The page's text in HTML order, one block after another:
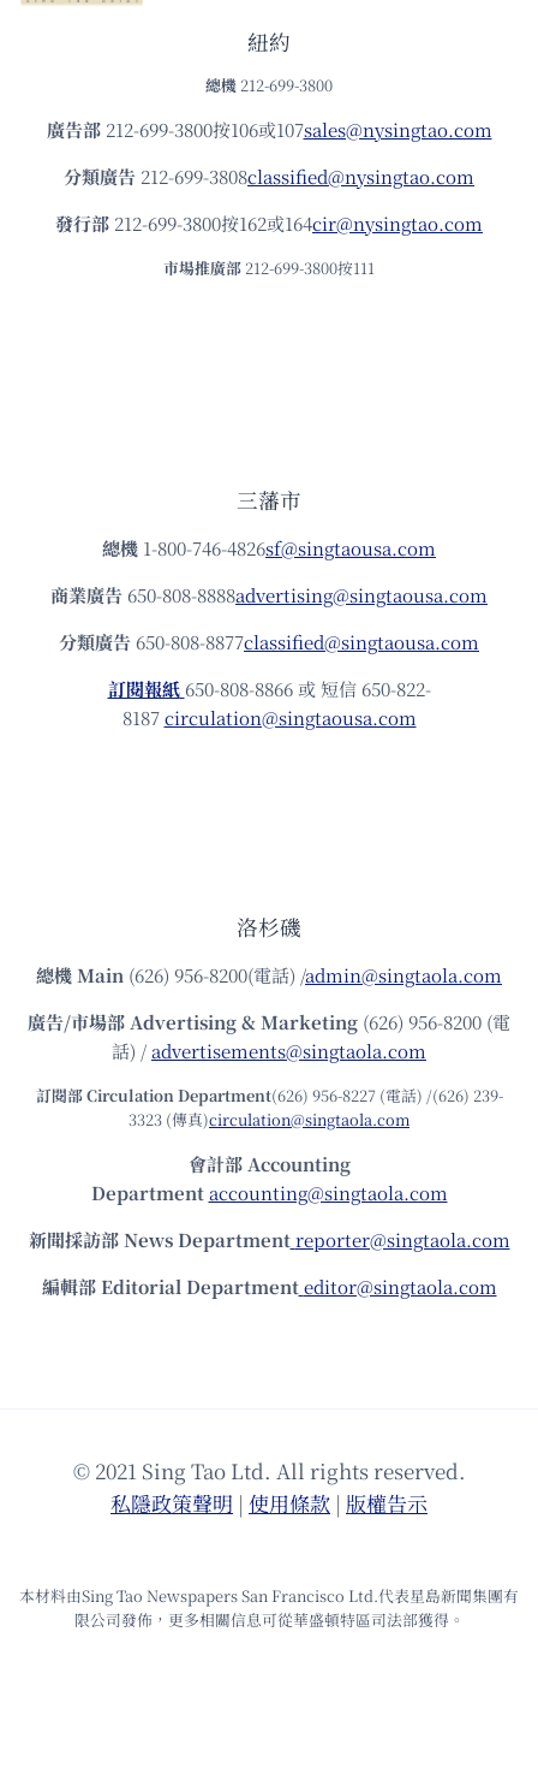
紐約
總機 212-699-3800
廣告部212-699-3800按106或107sales@nysingtao.com
分類廣告 212-699-3808classified@nysingtao.com
發⾏部 212-699-3800按162或164cir@nysingtao.com
市場推廣部 212-699-3800按111
三藩市
總機 1-800-746-4826sf@singtaousa.com
商業廣告 650-808-8888advertising@singtaousa.com
分類廣告 650-808-8877classified@singtaousa.com
訂閱報紙 650-808-8866 或 短信 650-822-
8187circulation@singtaousa.com
洛杉磯
總機Main (626) 956-8200(電話) /admin@singtaola.com
廣告/市場部Advertising & Marketing (626) 956-8200 (電
話) /advertisements@singtaola.com
訂閱部 Circulation Department(626) 956-8227 (電話) /(626) 239-
3323 (傳真)circulation@singtaola.com
會計部 Accounting
Department accounting@singtaola.com
新聞採訪部 News Department reporter@singtaola.com
編輯部 Editorial Department editor@singtaola.com
© 2021 Sing Tao Ltd. All rights reserved.
私隱政策聲明 | 使⽤條款 | 版權告⽰
本材料由Sing Tao Newspapers San Francisco Ltd.代表星島新聞集團有
限公司發佈，更多相關信息可從華盛頓特區司法部獲得。